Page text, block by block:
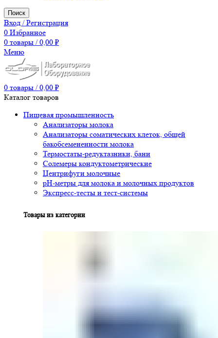
Поиск
Вход / Регистрация
0 Избранное
0 товары / 0,00 ₽
Меню
0 товары / 0,00 ₽
Каталог товаров
Пищевая промышленность
Анализаторы молока
Анализаторы соматических клеток, общей
бакобсемененности молока
Термостаты-редуктазники, бани
Солемеры кондуктометрические
Центрифуги молочные
pH-метры для молока и молочных продуктов
Экспресс-тесты и тест-системы
Товары из категории